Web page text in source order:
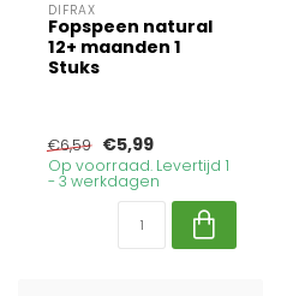
DIFRAX
Fopspeen natural
12+ maanden 1
Stuks
€6,59 €5,99
Op voorraad. Levertijd 1
- 3 werkdagen